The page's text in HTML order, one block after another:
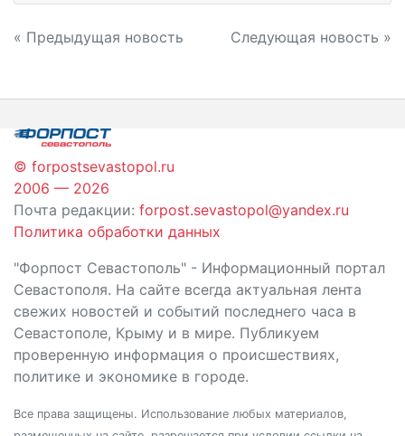
Навигация
записям
« Предыдущая новость Следующая новость »
© forpostsevastopol.ru
2006 — 2026
Почта редакции: forpost.sevastopol@yandex.ru
Политика обработки данных
"Форпост Севастополь" - Информационный портал
Севастополя. На сайте всегда актуальная лента
свежих новостей и событий последнего часа в
Севастополе, Крыму и в мире. Публикуем
проверенную информация о происшествиях,
политике и экономике в городе.
Все права защищены. Использование любых материалов,